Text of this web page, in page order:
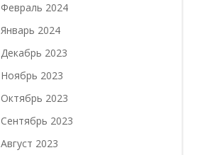
Февраль 2024
Январь 2024
Декабрь 2023
Ноябрь 2023
Октябрь 2023
Сентябрь 2023
Август 2023